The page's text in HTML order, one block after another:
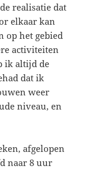
realisatie dat
elkaar kan
op het gebied
activiteiten
ik altijd de
dat ik
weer
niveau, en
afgelopen
naar 8 uur